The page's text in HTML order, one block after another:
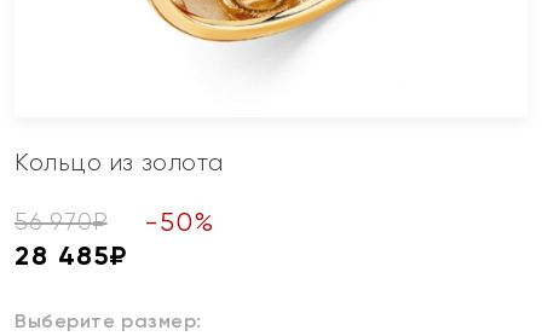
Кольцо из золота
56 970₽ -50%
28 485₽
Выберите размер: